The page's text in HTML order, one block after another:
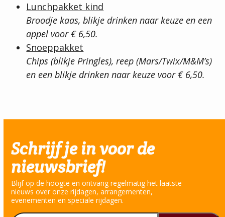
Lunchpakket kind
Broodje kaas, blikje drinken naar keuze en een
appel voor € 6,50.
Snoeppakket
Chips (blikje Pringles), reep (Mars/Twix/M&M’s)
en een blikje drinken naar keuze voor € 6,50.
Schrijf je in voor de
nieuwsbrief!
Blijf op de hoogte en ontvang regelmatig het laatste
nieuws over onze rijdagen, arrangementen,
evenementen en speciale rijdagen.